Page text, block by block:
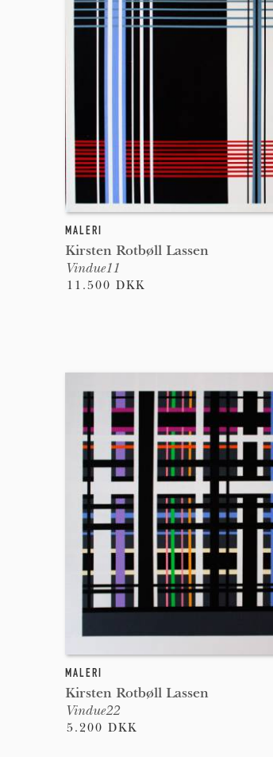
MALERI
Kirsten Rotbøll Lassen
Vindue11
11.500 DKK
MALERI
Kirsten Rotbøll Lassen
Vindue22
5.200 DKK